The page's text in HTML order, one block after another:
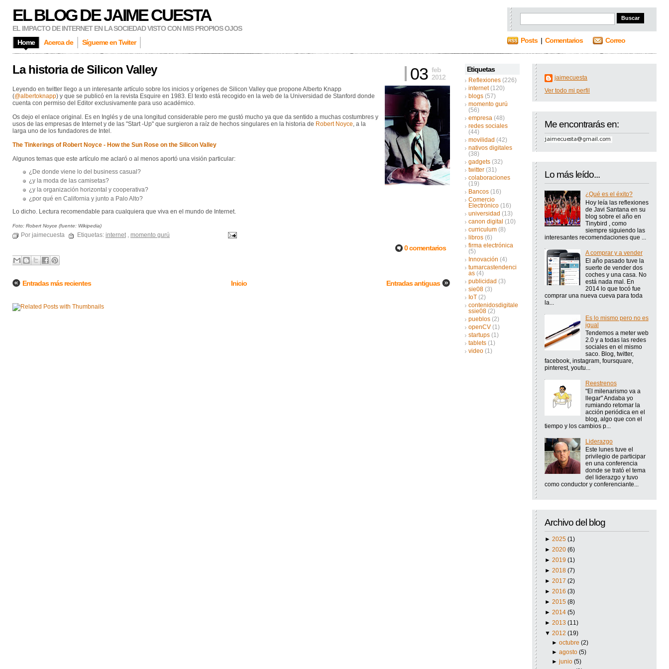
EL BLOG DE JAIME CUESTA
EL IMPACTO DE INTERNET EN LA SOCIEDAD VISTO CON MIS PROPIOS OJOS
Home
Acerca de Sígueme en Twiter Posts| Comentarios Correo
Etiquetas
Reflexiones (226)
internet (120)
blogs (57)
momento gurú
(56)
empresa (48)
redes sociales
(44)
movilidad (42)
nativos digitales
(38)
gadgets (32)
twitter (31)
colaboraciones
(19)
Bancos (16)
Comercio
Electrónico (16)
universidad (13)
canon digital (10)
curriculum (8)
libros (6)
firma electrónica
(5)
Innovación (4)
tumarcastendenci
as (4)
publicidad (3)
sie08 (3)
IoT (2)
contenidosdigitale
ssie08 (2)
pueblos (2)
openCV (1)
startups (1)
tablets (1)
video (1)
jaimecuesta
Ver todo mi perfil
Me encontrarás en:
Lo más leído...
¿Qué es el éxito?
Hoy leía las reflexiones
de Javi Santana en su
blog sobre el año en
Tinybird , como
siempre siguiendo las
interesantes recomendaciones que ...
A comprar y a vender
El año pasado tuve la
suerte de vender dos
coches y una casa. No
está nada mal. En
2014 lo que tocó fue
comprar una nueva cueva para toda
la...
Es lo mismo pero no es
igual
Tendemos a meter web
2.0 y a todas las redes
sociales en el mismo
saco. Blog, twitter,
facebook, instagram, foursquare,
pinterest, youtu...
Reestrenos
"El milenarismo va a
llegar" Andaba yo
rumiando retomar la
acción periódica en el
blog, algo que con el
tiempo y los cambios p...
Liderazgo
Este lunes tuve el
privilegio de participar
en una conferencia
donde se trató el tema
del liderazgo y tuvo
como conductor y conferenciante...
Archivo del blog
► 2025 (1)
► 2020 (6)
► 2019 (1)
► 2018 (7)
► 2017 (2)
► 2016 (3)
► 2015 (8)
► 2014 (5)
► 2013 (11)
▼ 2012 (19)
►octubre(2)
►agosto(5)
►junio(5)
La historia de Silicon Valley 03 feb
2012
Leyendo en twitter llego a un interesante artículo sobre los inicios y orígenes de Silicon Valley que propone Alberto Knapp
(@albertoknapp) y que se publicó en la revista Esquire en 1983. El texto está recogido en la web de la Universidad de Stanford donde
cuenta con permiso del Editor exclusivamente para uso académico.
Os dejo el enlace original. Es en Inglés y de una longitud considerable pero me gustó mucho ya que da sentido a muchas costumbres y
usos de las empresas de Internet y de las "Start -Up" que surgieron a raíz de hechos singulares en la historia de Robert Noyce, a la
larga uno de los fundadores de Intel.
The Tinkerings of Robert Noyce - How the Sun Rose on the Silicon Valley
Algunos temas que este artículo me aclaró o al menos aportó una visión particular:
¿De donde viene lo del business casual?
¿y la moda de las camisetas?
¿y la organización horizontal y cooperativa?
¿por qué en California y junto a Palo Alto?
Lo dicho. Lectura recomendable para cualquiera que viva en el mundo de Internet.
Foto: Robert Noyce (fuente: Wikipedia)
Por jaimecuesta Etiquetas: internet , momento gurú
0 comentarios
Entradas más recientes Entradas antiguas
Inicio